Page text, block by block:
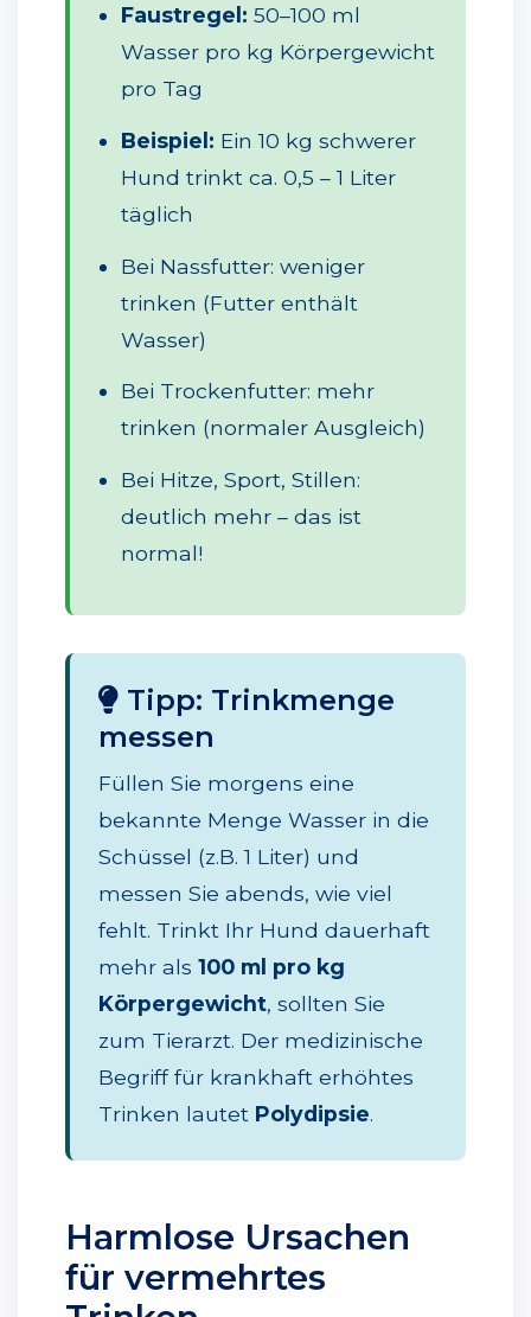
Faustregel: 50–100 ml
Wasser pro kg Körpergewicht
pro Tag
Beispiel: Ein 10 kg schwerer
Hund trinkt ca. 0,5 – 1 Liter
täglich
Bei Nassfutter: weniger
trinken (Futter enthält
Wasser)
Bei Trockenfutter: mehr
trinken (normaler Ausgleich)
Bei Hitze, Sport, Stillen:
deutlich mehr – das ist
normal!
Tipp: Trinkmenge
messen
Füllen Sie morgens eine
bekannte Menge Wasser in die
Schüssel (z.B. 1 Liter) und
messen Sie abends, wie viel
fehlt. Trinkt Ihr Hund dauerhaft
mehr als 100 ml pro kg
Körpergewicht, sollten Sie
zum Tierarzt. Der medizinische
Begriff für krankhaft erhöhtes
Trinken lautet Polydipsie.
Harmlose Ursachen
für vermehrtes